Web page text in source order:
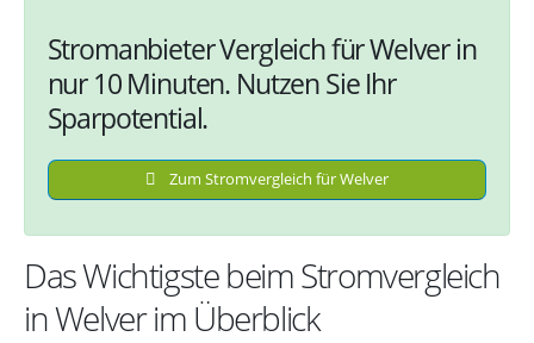
Stromanbieter Vergleich für Welver in
nur 10 Minuten. Nutzen Sie Ihr
Sparpotential.
Zum Stromvergleich für Welver
Das Wichtigste beim Stromvergleich
in Welver im Überblick